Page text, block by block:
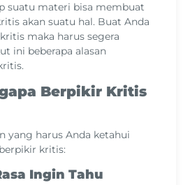
suatu materi bisa membuat
akan suatu hal. Buat Anda
maka harus segera
ini beberapa alasan
Berpikir Kritis
yang harus Anda ketahui
kritis:
Ingin Tahu